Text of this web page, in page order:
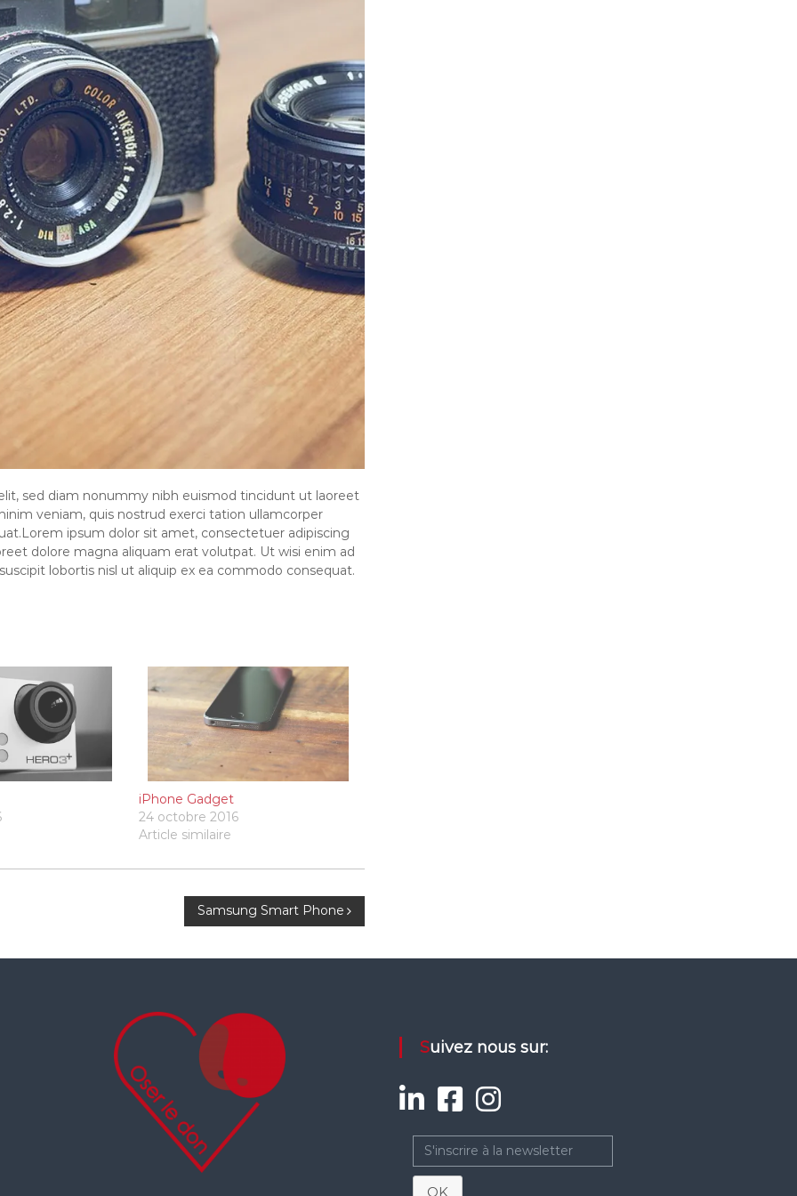
sed diam nonummy nibh euismod tincidunt ut laoreet
veniam, quis nostrud exerci tation ullamcorper
ipsum dolor sit amet, consectetuer adipiscing
dolore magna aliquam erat volutpat. Ut wisi enim ad
lobortis nisl ut aliquip ex ea commodo consequat.
iPhone Gadget
24 octobre 2016
Article similaire
Samsung Smart Phone
Suivez nous sur:
OK